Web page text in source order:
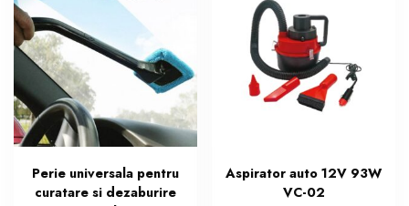
Perie universala pentru
curatare si dezaburire
Aspirator auto 12V 93W
VC-02